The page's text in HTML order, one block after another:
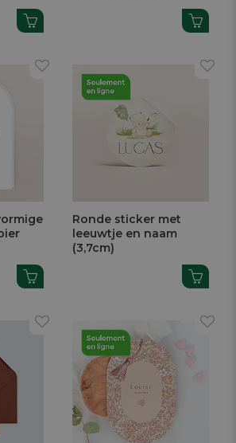
Ronde sticker met
leeuwtje en naam
(3,7cm)